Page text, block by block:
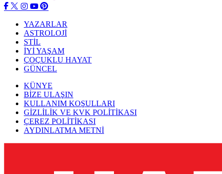
YAZARLAR
ASTROLOJİ
STİL
İYİ YAŞAM
ÇOÇUKLU HAYAT
GÜNCEL
KÜNYE
BİZE ULAŞIN
KULLANIM KOŞULLARI
GİZLİLİK VE KVK POLİTİKASI
ÇEREZ POLİTİKASI
AYDINLATMA METNİ